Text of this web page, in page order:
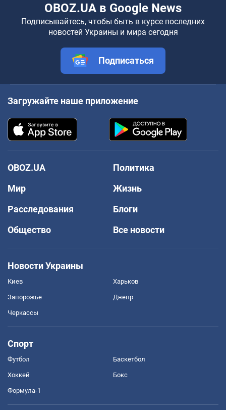
OBOZ.UA в Google News
Подписывайтесь, чтобы быть в курсе последних
новостей Украины и мира сегодня
Подписаться
Загружайте наше приложение
OBOZ.UA
Политика
Мир
Жизнь
Расследования
Блоги
Общество
Все новости
Новости Украины
Киев Харьков
Запорожье Днепр
Черкассы
Спорт
Футбол Баскетбол
Хоккей Бокс
Формула-1